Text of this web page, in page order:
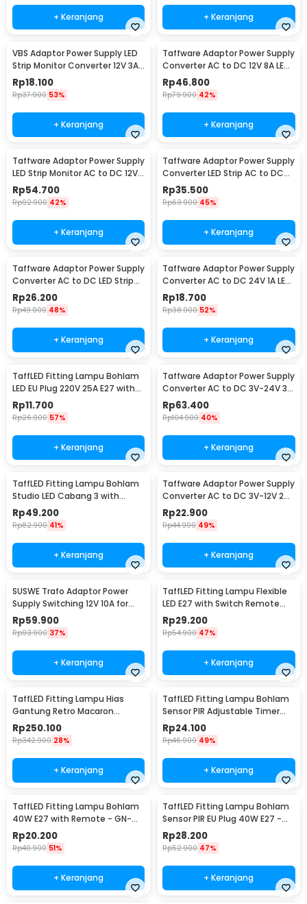
+ Keranjang + Keranjang
VBS Adaptor Power Supply LED
Strip Monitor Converter 12V 3A
36W - AYD-1230
Rp18.100
Rp37.900 53%
+ Keranjang
Taffware Adaptor Power Supply
Converter AC to DC 12V 8A LED
Strip - 1280
Rp46.800
Rp79.900 42%
+ Keranjang
Taffware Adaptor Power Supply
LED Strip Monitor AC to DC 12V
10A - AYD-12100
Rp54.700
Rp92.900 42%
+ Keranjang
Taffware Adaptor Power Supply
Converter LED Strip AC to DC
12V 4A - 1240
Rp35.500
Rp63.900 45%
+ Keranjang
Taffware Adaptor Power Supply
Converter AC to DC LED Strip
24V 2A - 2420 / 1820
Rp26.200
Rp49.900 48%
+ Keranjang
Taffware Adaptor Power Supply
Converter AC to DC 24V 1A LED
Strip - 2410
Rp18.700
Rp38.900 52%
+ Keranjang
TaffLED Fitting Lampu Bohlam
LED EU Plug 220V 25A E27 with
Switch - HF-666
Rp11.700
Rp26.900 57%
+ Keranjang
Taffware Adaptor Power Supply
Converter AC to DC 3V-24V 3A
Adjustable - BSK-602
Rp63.400
Rp104.900 40%
+ Keranjang
TaffLED Fitting Lampu Bohlam
Studio LED Cabang 3 with
Switch 220V E27 - HU-300
Rp49.200
Rp82.900 41%
+ Keranjang
Taffware Adaptor Power Supply
Converter AC to DC 3V-12V 2A
Adjustable - 31220
Rp22.900
Rp44.900 49%
+ Keranjang
SUSWE Trafo Adaptor Power
Supply Switching 12V 10A for
Modul LED CCTV - S-120-12
Rp59.900
Rp93.900 37%
+ Keranjang
TaffLED Fitting Lampu Flexible
LED E27 with Switch Remote
Control - HF-555
Rp29.200
Rp54.900 47%
+ Keranjang
TaffLED Fitting Lampu Hias
Gantung Retro Macaron
Hanging Lamp E27 - LPL139
Rp250.100
Rp342.900 28%
+ Keranjang
TaffLED Fitting Lampu Bohlam
Sensor PIR Adjustable Timer
40W E27 - SP-200
Rp24.100
Rp46.900 49%
+ Keranjang
TaffLED Fitting Lampu Bohlam
40W E27 with Remote - GN-
428
Rp20.200
Rp40.900 51%
+ Keranjang
TaffLED Fitting Lampu Bohlam
Sensor PIR EU Plug 40W E27 -
SP-400
Rp28.200
Rp52.900 47%
+ Keranjang